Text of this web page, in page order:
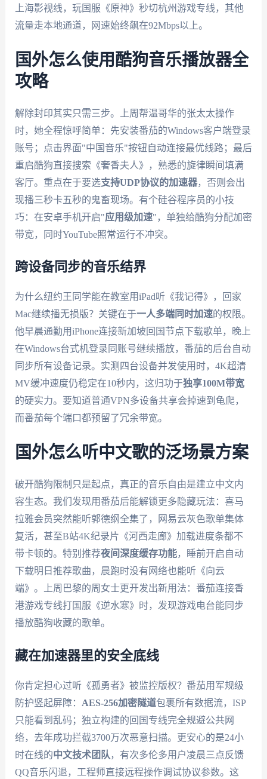
上海影视线，玩国服《原神》秒切杭州游戏专线，其他
流量走本地通道，网速始终飙在92Mbps以上。
国外怎么使用酷狗音乐播放器全
攻略
解除封印其实只需三步。上周帮温哥华的张太太操作
时，她全程惊呼简单：先安装番茄的Windows客户端登录
账号；点击界面"中国音乐"按钮自动连接最优线路；最后
重启酷狗直接搜索《奢香夫人》，熟悉的旋律瞬间填满
客厅。重点在于要选支持UDP协议的加速器，否则会出
现播三秒卡五秒的鬼畜现场。有个硅谷程序员的小技
巧：在安卓手机开启"应用级加速"，单独给酷狗分配加密
带宽，同时YouTube照常运行不冲突。
跨设备同步的音乐结界
为什么纽约王同学能在教室用iPad听《我记得》，回家
Mac继续播无损版？关键在于一人多端同时加速的权限。
他早晨通勤用iPhone连接新加坡回国节点下载歌单，晚上
在Windows台式机登录同账号继续播放，番茄的后台自动
同步所有设备记录。实测四台设备并发使用时，4K超清
MV缓冲速度仍稳定在10秒内，这归功于独享100M带宽
的硬实力。要知道普通VPN多设备共享会掉速到龟爬，
而番茄每个端口都预留了冗余带宽。
国外怎么听中文歌的泛场景方案
破开酷狗限制只是起点，真正的音乐自由是建立中文内
容生态。我们发现用番茄后能解锁更多隐藏玩法：喜马
拉雅会员突然能听郭德纲全集了，网易云灰色歌单集体
复活，甚至B站4K纪录片《河西走廊》加载进度条都不
带卡顿的。特别推荐夜间深度缓存功能，睡前开启自动
下载明日推荐歌曲，晨跑时没有网络也能听《向云
端》。上周巴黎的周女士更开发出新用法：番茄连接香
港游戏专线打国服《逆水寒》时，发现游戏电台能同步
播放酷狗收藏的歌单。
藏在加速器里的安全底线
你肯定担心过听《孤勇者》被监控版权？番茄用军规级
防护竖起屏障： AES-256加密隧道包裹所有数据流，ISP
只能看到乱码；独立构建的回国专线完全规避公共网
络，去年成功拦截3700万次恶意扫描。更安心的是24小
时在线的中文技术团队 ，有次多伦多用户凌晨三点反馈
QQ音乐闪退，工程师直接远程操作调试协议参数。这